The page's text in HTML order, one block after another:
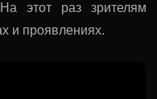
этот раз зрителям
и проявлениях.